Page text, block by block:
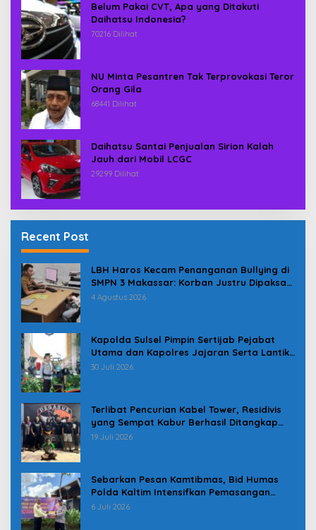
Belum Pakai CVT, Apa yang Ditakuti
Daihatsu Indonesia?
70216 Dilihat
NU Minta Pesantren Tak Terprovokasi Teror
Orang Gila
68441 Dilihat
Daihatsu Santai Penjualan Sirion Kalah
Jauh dari Mobil LCGC
29299 Dilihat
Recent Post
LBH Haros Kecam Penanganan Bullying di
SMPN 3 Makassar: Korban Justru Dipaksa
Pindah
4 Agustus 2026
Kapolda Sulsel Pimpin Sertijab Pejabat
Utama dan Kapolres Jajaran Serta Lantik
Karolog dan Kapolresta Gowa
30 Juli 2026
Terlibat Pencurian Kabel Tower, Residivis
yang Sempat Kabur Berhasil Ditangkap
Tim Gabungan di Jeneponto
19 Juli 2026
Sebarkan Pesan Kamtibmas, Bid Humas
Polda Kaltim Intensifkan Pemasangan
Spanduk serta Pembagian Stiker
6 Juli 2026